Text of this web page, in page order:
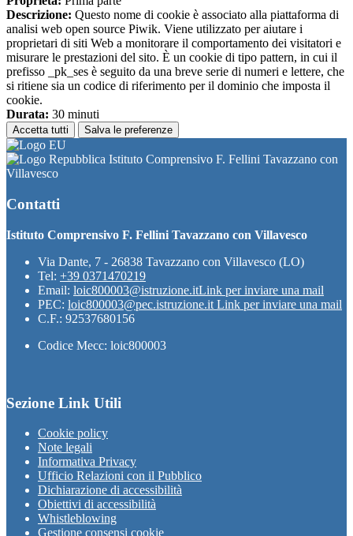
Descrizione: Questo nome di cookie è associato alla piattaforma di
analisi web open source Piwik. Viene utilizzato per aiutare i
proprietari di siti Web a monitorare il comportamento dei visitatori e
misurare le prestazioni del sito. È un cookie di tipo pattern, in cui il
prefisso _pk_ses è seguito da una breve serie di numeri e lettere, che
si ritiene sia un codice di riferimento per il dominio che imposta il
cookie.
Durata: 30 minuti
Accetta tutti Salva le preferenze
Istituto Comprensivo F. Fellini Tavazzano con
Villavesco
Contatti
Istituto Comprensivo F. Fellini Tavazzano con Villavesco
Via Dante, 7 - 26838 Tavazzano con Villavesco (LO)
Tel: +39 0371470219
Email: loic800003@istruzione.itLink per inviare una mail
PEC: loic800003@pec.istruzione.it Link per inviare una mail
C.F.: 92537680156
Codice Mecc: loic800003
Sezione Link Utili
Cookie policy
Note legali
Informativa Privacy
Ufficio Relazioni con il Pubblico
Dichiarazione di accessibilità
Obiettivi di accessibilità
Whistleblowing
Gestione consensi cookie